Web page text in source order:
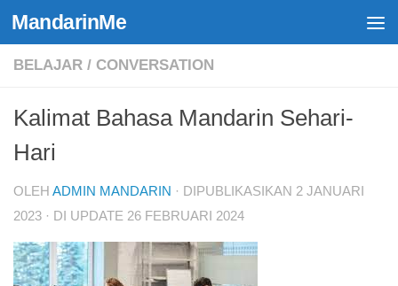
Skip to content
MandarinMe
BELAJAR / CONVERSATION
Kalimat Bahasa Mandarin Sehari-
Hari
OLEH ADMIN MANDARIN · DIPUBLIKASIKAN 2 JANUARI
2023 · DI UPDATE 26 FEBRUARI 2024